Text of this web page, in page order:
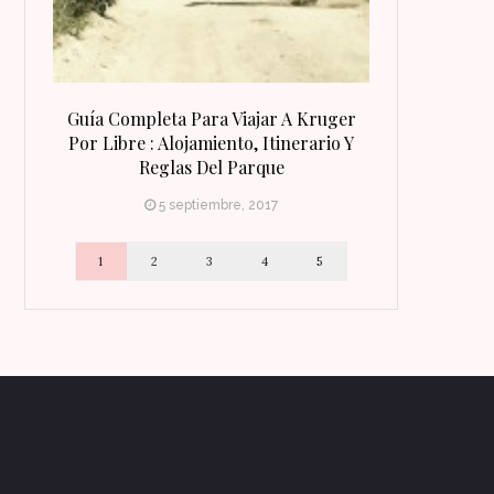
Guía Completa Para Viajar A Kruger
Por Libre : Alojamiento, Itinerario Y
Reglas Del Parque
5 septiembre, 2017
1 2 3 4 5